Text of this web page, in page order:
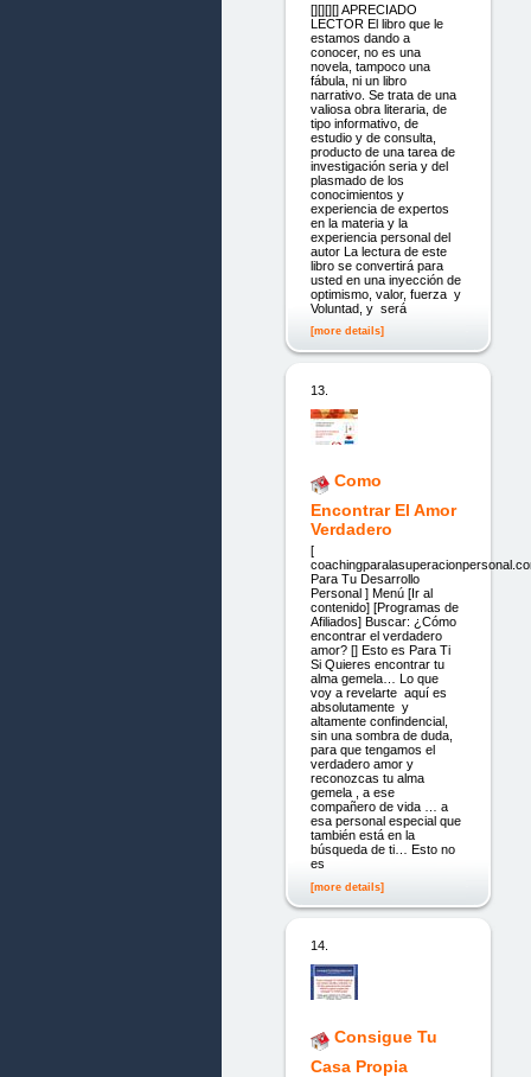
[][][][] APRECIADO
LECTOR El libro que le
estamos dando a
conocer, no es una
novela, tampoco una
fábula, ni un libro
narrativo. Se trata de una
valiosa obra literaria, de
tipo informativo, de
estudio y de consulta,
producto de una tarea de
investigación seria y del
plasmado de los
conocimientos y
experiencia de expertos
en la materia y la
experiencia personal del
autor La lectura de este
libro se convertirá para
usted en una inyección de
optimismo, valor, fuerza y
Voluntad, y será
[more details]
13.
Como
Encontrar El Amor
Verdadero
[
Para Tu Desarrollo
Personal ] Menú [Ir al
contenido] [Programas de
Afiliados] Buscar: ¿Cómo
encontrar el verdadero
amor? [] Esto es Para Ti
Si Quieres encontrar tu
alma gemela… Lo que
voy a revelarte aquí es
absolutamente y
altamente confindencial,
sin una sombra de duda,
para que tengamos el
verdadero amor y
reconozcas tu alma
gemela , a ese
compañero de vida … a
esa personal especial que
también está en la
búsqueda de ti… Esto no
es
[more details]
14.
Consigue Tu
Casa Propia